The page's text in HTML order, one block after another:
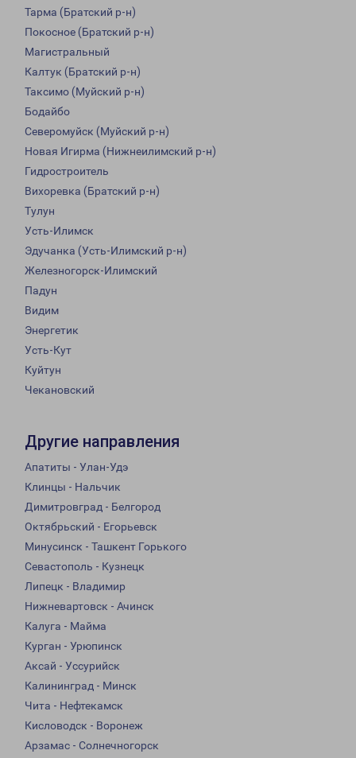
Тарма (Братский р-н)
Покосное (Братский р-н)
Магистральный
Калтук (Братский р-н)
Таксимо (Муйский р-н)
Бодайбо
Северомуйск (Муйский р-н)
Новая Игирма (Нижнеилимский р-н)
Гидростроитель
Вихоревка (Братский р-н)
Тулун
Усть-Илимск
Эдучанка (Усть-Илимский р-н)
Железногорск-Илимский
Падун
Видим
Энергетик
Усть-Кут
Куйтун
Чекановский
Другие направления
Апатиты - Улан-Удэ
Клинцы - Нальчик
Димитровград - Белгород
Октябрьский - Егорьевск
Минусинск - Ташкент Горького
Севастополь - Кузнецк
Липецк - Владимир
Нижневартовск - Ачинск
Калуга - Майма
Курган - Урюпинск
Аксай - Уссурийск
Калининград - Минск
Чита - Нефтекамск
Кисловодск - Воронеж
Арзамас - Солнечногорск